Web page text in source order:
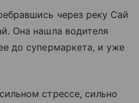
через реку Сай
Она нашла водителя
до супермаркета, и уже
стрессе, сильно